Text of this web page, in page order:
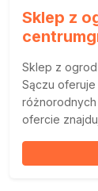
Sklep z
Sklep z
Sączu
ofercie